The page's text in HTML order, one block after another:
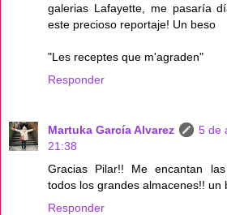
galerias Lafayette, me pasaría
este precioso reportaje! Un beso
"Les receptes que m'agraden"
Responder
Martuka García Alvarez
5 de
21:38
Gracias Pilar!! Me encantan
todos los grandes almacenes!! un
Responder